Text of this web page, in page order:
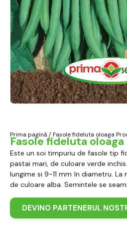
Prima pagină / Fasole fideluta oloaga
Fasole fideluta
Este un soi timpuriu de fasole tip
pastai mari, de culoare verde
lungime si 9-11 mm în diametru.
de culoare alba. Semintele se
DEVINO PARTENERUL